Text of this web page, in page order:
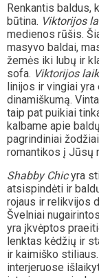
Renkantis baldus,
būtina. Viktorijos
medienos rūšis.
masyvo baldai,
žemės iki lubų ir
sofa. Viktorijos
linijos ir vingiai
dinamiškumą.
taip pat puikiai
kalbame apie
pagrindiniai
romantikos į Jūsų
Shabby Chicyra
atsispindėti ir
rojaus ir relikvijos
Švelniai
yra įkvėptos
lenktas kėdžių ir
ir kaimiško
interjeruose